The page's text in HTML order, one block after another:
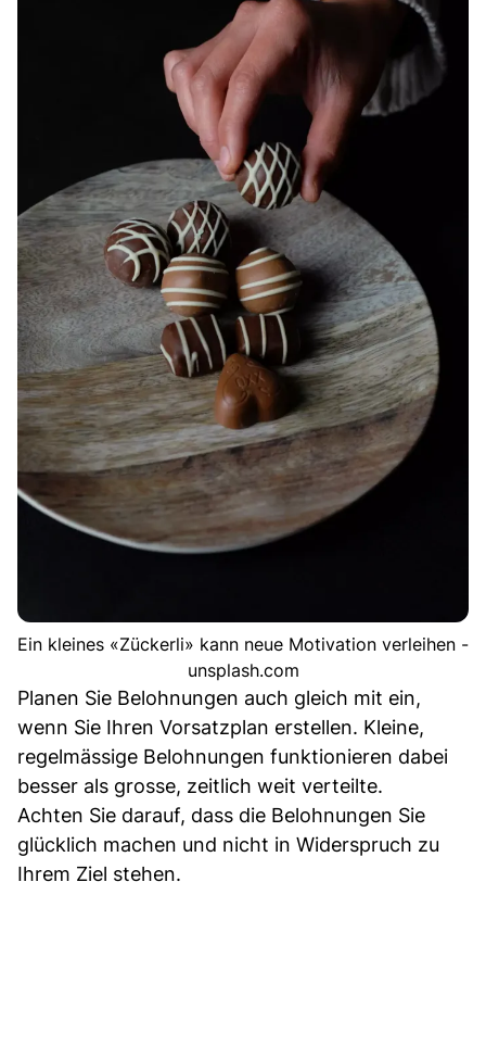
Ein kleines «Zückerli» kann neue Motivation verleihen -
unsplash.com
Planen Sie Belohnungen auch gleich mit ein,
wenn Sie Ihren Vorsatzplan erstellen. Kleine,
regelmässige Belohnungen funktionieren dabei
besser als grosse, zeitlich weit verteilte.
Achten Sie darauf, dass die Belohnungen Sie
glücklich machen und nicht in Widerspruch zu
Ihrem Ziel stehen.